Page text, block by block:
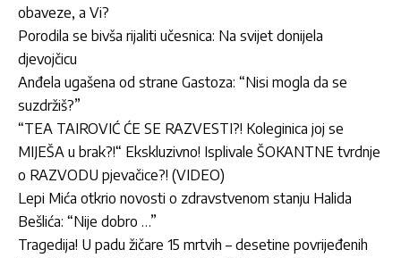
obaveze, a Vi?
Porodila se bivša rijaliti učesnica: Na svijet donijela
djevojčicu
Anđela ugašena od strane Gastoza: “Nisi mogla da se
suzdržiš?”
“TEA TAIROVIĆ ĆE SE RAZVESTI?! Koleginica joj se
MIJEŠA u brak?!“ Ekskluzivno! Isplivale ŠOKANTNE tvrdnje
o RAZVODU pjevačice?! (VIDEO)
Lepi Mića otkrio novosti o zdravstvenom stanju Halida
Bešlića: “Nije dobro …”
Tragedija! U padu žičare 15 mrtvih – desetine povrijeđenih